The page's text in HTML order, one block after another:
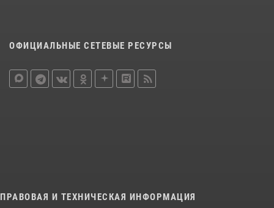
ОФИЦИАЛЬНЫЕ СЕТЕВЫЕ РЕСУРСЫ
ПРАВОВАЯ И ТЕХНИЧЕСКАЯ ИНФОРМАЦИЯ